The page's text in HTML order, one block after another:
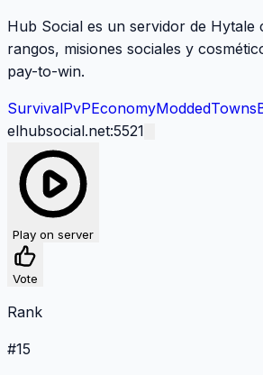
Hub Social es un servidor de Hytale
rangos, misiones sociales y
pay-to-win.
SurvivalPvPEconomyModdedTowns
elhubsocial.net:5521
Play on server
Vote
Rank
#15